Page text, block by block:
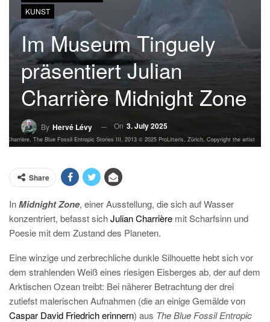
KUNST
Im Museum Tinguely
präsentiert Julian
Charrière Midnight Zone
By Hervé Lévy On 3. July 2025
Charrière, The Blue Fossil Entropic Stories III, 2013 © 2025 ProLitteris, Zürich, Copyright the artist
Share
InMidnight Zone, einer Ausstellung, die sich auf Wasser
konzentriert, befasst sichJulian Charrière mit Scharfsinn und
Poesie mit dem Zustand des Planeten.
Eine winzige und zerbrechliche dunkle Silhouette hebt sich vor
dem strahlenden Weiß eines riesigen Eisberges ab, der auf dem
Arktischen Ozean treibt: Bei näherer Betrachtung der drei
zutiefst malerischen Aufnahmen (die an einige Gemälde von
Caspar David Friedrich erinnern) aus The Blue Fossil Entropic